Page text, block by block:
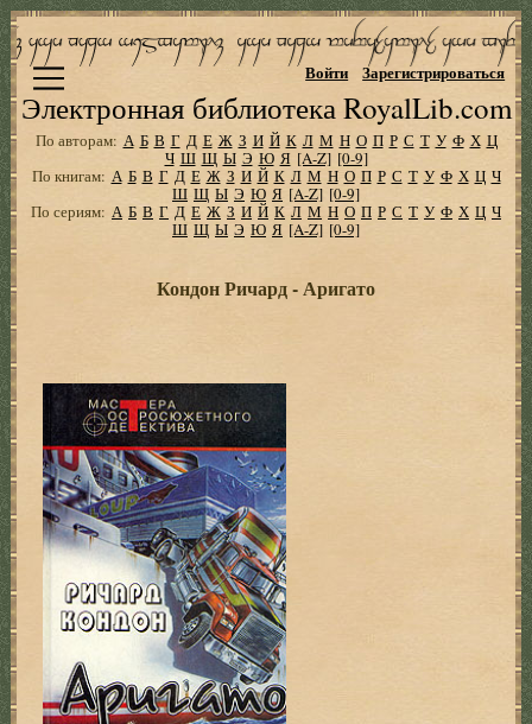
Электронная библиотека RoyalLib.com
Войти Зарегистрироваться
По авторам: А Б В Г Д Е Ж З И Й К Л М Н О П Р С Т У Ф Х Ц
Ч Ш Щ Ы Э Ю Я [A-Z] [0-9]
По книгам: А Б В Г Д Е Ж З И Й К Л М Н О П Р С Т У Ф Х Ц Ч
Ш Щ Ы Э Ю Я [A-Z] [0-9]
По сериям: А Б В Г Д Е Ж З И Й К Л М Н О П Р С Т У Ф Х Ц Ч
Ш Щ Ы Э Ю Я [A-Z] [0-9]
Кондон Ричард - Аригато